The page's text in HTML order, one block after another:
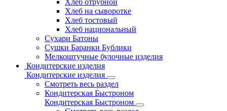
Хлеб отрубной
Хлеб на сыворотке
Хлеб тостовый
Хлеб национальный
Сухари Батоны
Сушки Баранки Бублики
Мелкоштучные булочные изделия
Кондитерские изделия
Кондитерские изделия
Смотреть весь раздел
Кондитерская Быстроном
Кондитерская Быстроном